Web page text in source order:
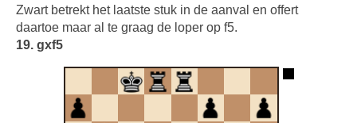
Zwart betrekt het laatste stuk in de aanval en offert
daartoe maar al te graag de loper op f5.
19. gxf5